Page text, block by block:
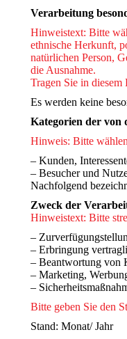
Verarbeitung
Hinweistext: Bitte
ethnische Herkunft,
natürlichen Person,
die Ausnahme.
Tragen Sie in
Es werden keine
Kategorien der von
Hinweis: Bitte
– Kunden,
– Besucher und
Nachfolgend
Zweck der
Hinweistext: Bitte
–
– Erbringung
– Beantwortung von
– Marketing,
–
Bitte geben Sie den
Stand: Monat/ Jahr